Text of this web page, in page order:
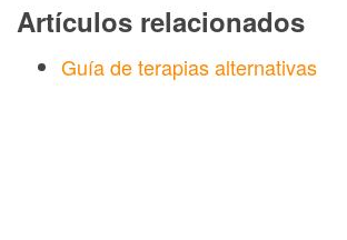
Artículos relacionados
Guía de terapias alternativas